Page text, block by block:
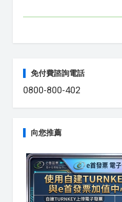
免付費諮詢電話
0800-800-402
向您推薦